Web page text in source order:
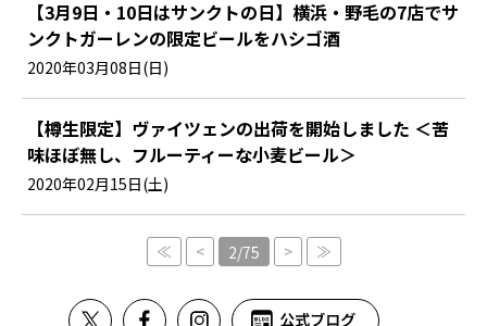
【3月9日・10日はサンクトの日】横浜・野毛の7店でサ
ンクトガーレンの限定ビールをハシゴ酒
2020年03月08日(日)
【樽生限定】ヴァイツェンの出荷を開始しました ＜苦
味ほぼ無し、フルーティーな小麦ビール＞
2020年02月15日(土)
≪ < 2/75 > ≫